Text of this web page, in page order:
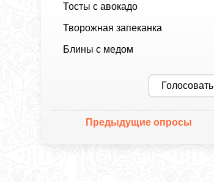
Тосты с авокадо
Творожная запеканка
Блины с медом
Голосовать
Предыдущие опросы